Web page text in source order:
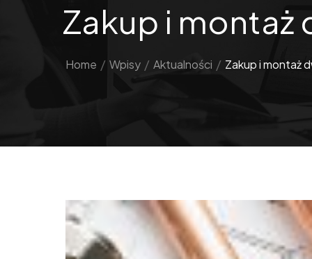
Zakup i montaż
Home / Wpisy / Aktualności / Zakup i montaż